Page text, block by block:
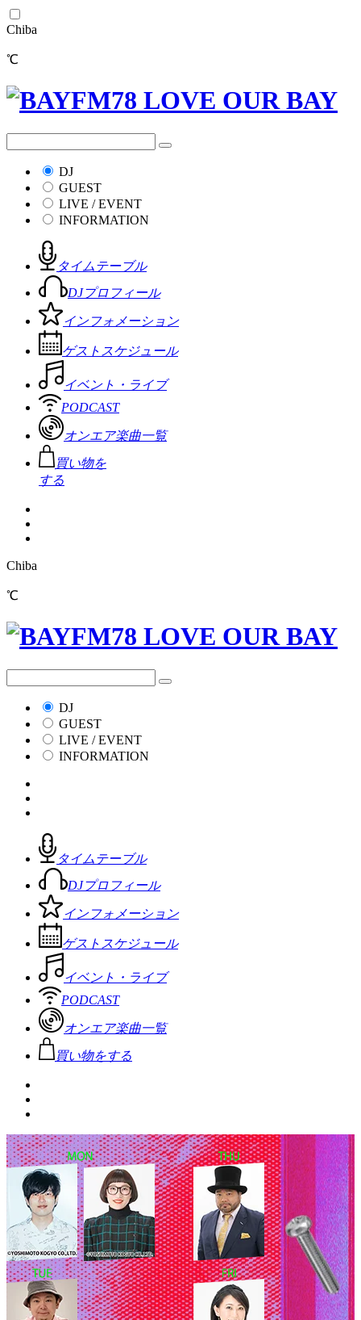
Chiba
℃
DJ
GUEST
LIVE / EVENT
INFORMATION
タイムテーブル
DJプロフィール
インフォメーション
ゲストスケジュール
イベント・ライブ
PODCAST
オンエア楽曲一覧
買い物を
する
Chiba
℃
DJ
GUEST
LIVE / EVENT
INFORMATION
タイムテーブル
DJプロフィール
インフォメーション
ゲストスケジュール
イベント・ライブ
PODCAST
オンエア楽曲一覧
買い物をする